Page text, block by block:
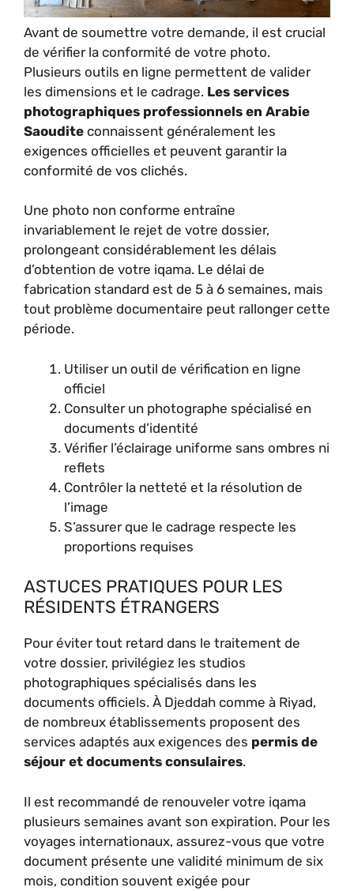
Avant de soumettre votre demande, il est crucial
de vérifier la conformité de votre photo.
Plusieurs outils en ligne permettent de valider
les dimensions et le cadrage. Les services
photographiques professionnels en Arabie
Saoudite connaissent généralement les
exigences officielles et peuvent garantir la
conformité de vos clichés.
Une photo non conforme entraîne
invariablement le rejet de votre dossier,
prolongeant considérablement les délais
d’obtention de votre iqama. Le délai de
fabrication standard est de 5 à 6 semaines, mais
tout problème documentaire peut rallonger cette
période.
Utiliser un outil de vérification en ligne
officiel
Consulter un photographe spécialisé en
documents d’identité
Vérifier l’éclairage uniforme sans ombres ni
reflets
Contrôler la netteté et la résolution de
l’image
S’assurer que le cadrage respecte les
proportions requises
ASTUCES PRATIQUES POUR LES
RÉSIDENTS ÉTRANGERS
Pour éviter tout retard dans le traitement de
votre dossier, privilégiez les studios
photographiques spécialisés dans les
documents officiels. À Djeddah comme à Riyad,
de nombreux établissements proposent des
services adaptés aux exigences des permis de
séjour et documents consulaires.
Il est recommandé de renouveler votre iqama
plusieurs semaines avant son expiration. Pour les
voyages internationaux, assurez-vous que votre
document présente une validité minimum de six
mois, condition souvent exigée pour